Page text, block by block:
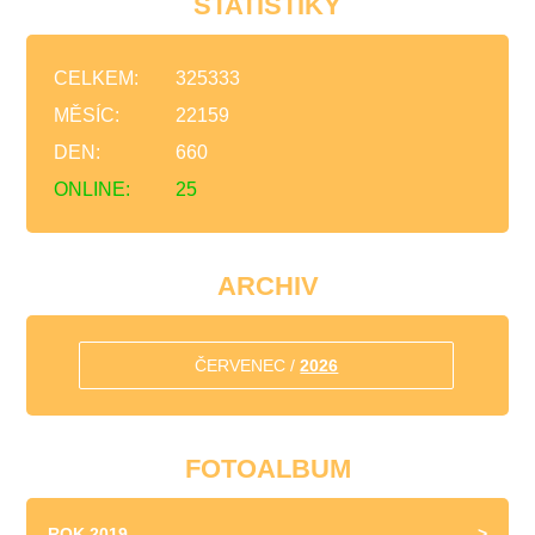
ONLINE: 25
CELKEM:
325333
MĚSÍC:
22159
DEN:
660
ARCHIV
ČERVENEC /2026
FOTOALBUM